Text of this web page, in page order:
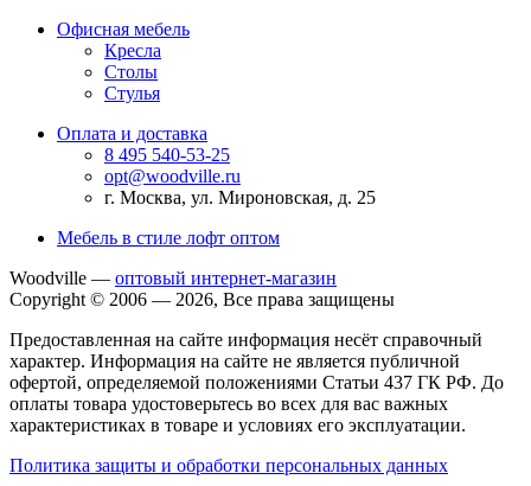
Офисная мебель
Кресла
Столы
Стулья
Оплата и доставка
8 495 540-53-25
opt@woodville.ru
г. Москва, ул. Мироновская, д. 25
Мебель в стиле лофт оптом
Woodville — оптовый интернет-магазин
Copyright © 2006 — 2026, Все права защищены
Предоставленная на сайте информация несёт справочный
характер. Информация на сайте не является публичной
офертой, определяемой положениями Статьи 437 ГК РФ. До
оплаты товара удостоверьтесь во всех для вас важных
характеристиках в товаре и условиях его эксплуатации.
Политика защиты и обработки персональных данных